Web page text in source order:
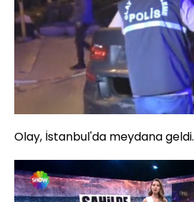
Olay, İstanbul'da meydana geldi.